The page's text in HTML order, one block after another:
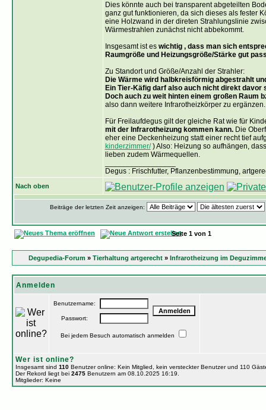
Dies könnte auch bei transparent abgeteilten
ganz gut funktionieren, da sich dieses als fester
eine Holzwand in der direten Strahlungslinie
Wärmestrahlen zunächst nicht abbekommt.
Insgesamt ist eswichtig , dass man sich
Raumgröße und Heizungsgröße/Stärke gut
Zu Standort und Größe/Anzahl der Strahler:
Die Wärme wird halbkreisförmig abgestrahlt
Ein Tier-Käfig darf also auch nicht direkt davor
Doch auch zu weit hinten einem großen Raum
also dann weitere Infrarotheizkörper zu ergänzen.
Für Freilaufdegus gilt der gleiche Rat wie für
mit der Infrarotheizung kommen kann.Die
eher eine Deckenheizung statt einer recht tief
kinderzimmer/) Also: Heizung so aufhängen,
lieben zudem Wärmequellen.
Degus : Frischfutter, Pflanzenbestimmung,
Nach oben
Beiträge der letzten Zeit anzeigen:
Seite 1 von 1
Degupedia-Forum » Tierhaltung artgerecht » Infrarotheizung im
Anmelden
Benutzername:
Passwort:
Bei jedem Besuch automatisch anmelden
Wer ist online?
Insgesamt sind 110Benutzer online: Kein Mitglied, kein versteckter Benutzer und 110
Der Rekord liegt bei 2475Benutzern am 08.10.2025 16:19.
Mitglieder: Keine